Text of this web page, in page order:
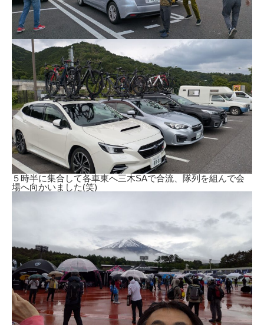
５時半に集合して各車東へ三木SAで合流、隊列を組んで会
場へ向かいました(笑)